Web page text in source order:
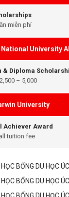
miễn phí
University
& Diploma
– 5,000
University
Achiever Award
tuition fee
BỔNG DU HỌC
BỔNG DU HỌC
BỔNG DU HỌC